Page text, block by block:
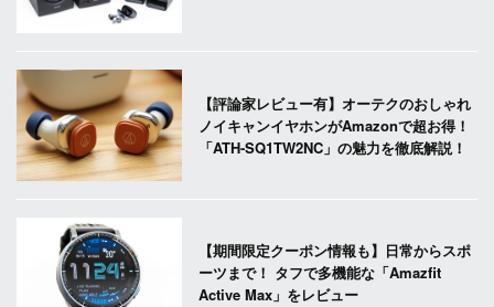
【評論家レビュー有】オーテクのおしゃれ
ノイキャンイヤホンがAmazonで超お得！
「ATH-SQ1TW2NC」の魅力を徹底解説！
【期間限定クーポン情報も】日常からスポ
ーツまで！ タフで多機能な「Amazfit
Active Max」をレビュー